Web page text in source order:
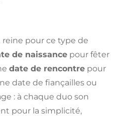
pour ce type de
de naissance pour fêter
date de rencontre pour
date de fiançailles ou
: à chaque duo son
pour la simplicité,